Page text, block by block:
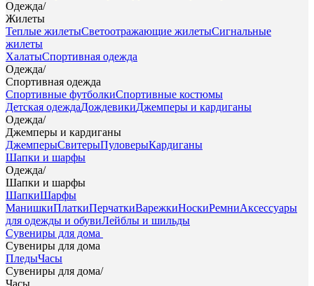
Одежда/
Жилеты
Теплые жилетыСветоотражающие жилетыСигнальные
жилеты
ХалатыСпортивная одежда
Одежда/
Спортивная одежда
Спортивные футболкиСпортивные костюмы
Детская одеждаДождевикиДжемперы и кардиганы
Одежда/
Джемперы и кардиганы
ДжемперыСвитерыПуловерыКардиганы
Шапки и шарфы
Одежда/
Шапки и шарфы
ШапкиШарфы
МанишкиПлаткиПерчаткиВарежкиНоскиРемниАксессуары
для одежды и обувиЛейблы и шильды
Сувениры для дома
Сувениры для дома
ПледыЧасы
Сувениры для дома/
Часы